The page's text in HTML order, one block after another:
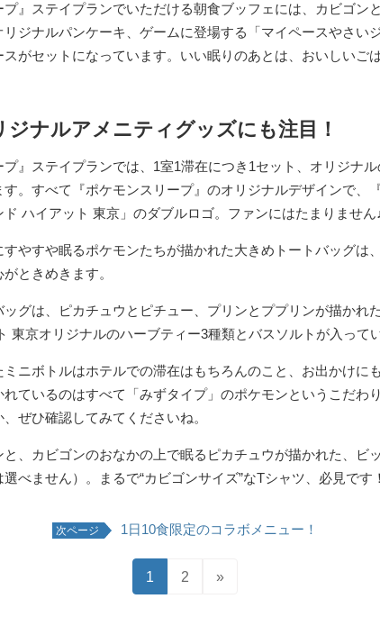
プ』ステイプランでいただける朝食ブッフェには、カビゴン
ジナルパンケーキ、ゲームに登場する「マイペースやさい
スがセットになっています。いい眠りのあとは、おいしいご
ジナルアメニティグッズにも注目！
プ』ステイプランでは、1室1滞在につき1セット、オリジナ
す。すべて『ポケモンスリープ』のオリジナルデザインで、
ハイアット 東京」のダブルロゴ。ファンにはたまりません
すやすや眠るポケモンたちが描かれた大きめトートバッグは
ときめきます。
ッグは、ピカチュウとピチュー、プリンとププリンが描かれ
東京オリジナルのハーブティー3種類とバスソルトが入ってい
ニボトルはホテルでの滞在はもちろんのこと、お出かけに
れているのはすべて「みずタイプ」のポケモンというこだわ
ぜひ確認してみてくださいね。
と、カビゴンのおなかの上で眠るピカチュウが描かれた、ビ
べません）。まるで“カビゴンサイズ”なTシャツ、必見です！
次ページ 1日10食限定のコラボメニュー！
1 2 »